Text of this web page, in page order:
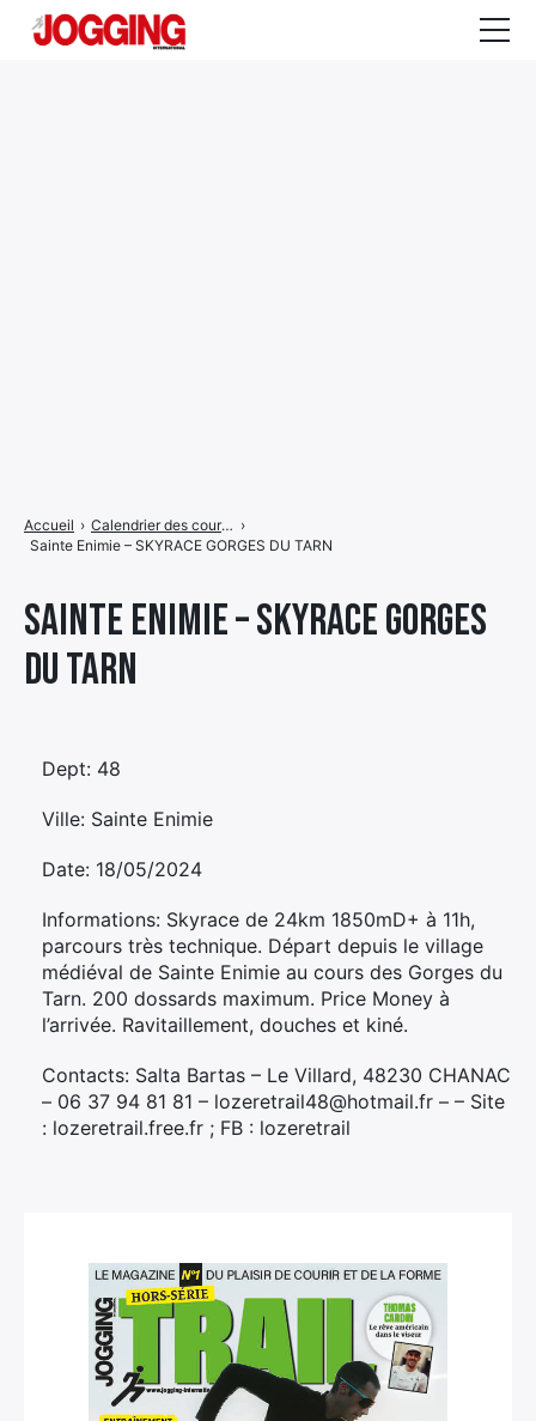
Sainte Enimie – SKYRACE GORGES
DU TARN
Accueil › Calendrier des courses ›
Sainte Enimie – SKYRACE GORGES DU TARN
Dept: 48
Ville: Sainte Enimie
Date: 18/05/2024
Informations: Skyrace de 24km 1850mD+ à 11h,
parcours très technique. Départ depuis le village
médiéval de Sainte Enimie au cours des Gorges du
Tarn. 200 dossards maximum. Price Money à
l’arrivée. Ravitaillement, douches et kiné.
Contacts: Salta Bartas – Le Villard, 48230 CHANAC
– 06 37 94 81 81 – lozeretrail48@hotmail.fr – – Site
: lozeretrail.free.fr ; FB : lozeretrail
de
menu
Élément
de
Élément
de